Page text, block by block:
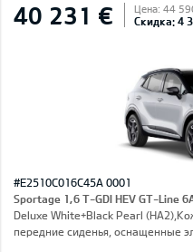
40 231 € Цена: 44
Скидка: 4
#E2510C016C45A 0001
Sportage 1,6 T-GDI HEV GT-Line
Deluxe White+Black Pearl
передние сиденья, оснащенные